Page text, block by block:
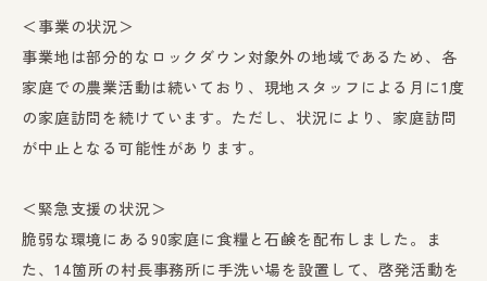
＜事業の状況＞
事業地は部分的なロックダウン対象外の地域であるため、各
家庭での農業活動は続いており、現地スタッフによる月に1度
の家庭訪問を続けています。ただし、状況により、家庭訪問
が中止となる可能性があります。
＜緊急支援の状況＞
脆弱な環境にある90家庭に食糧と石鹸を配布しました。ま
た、14箇所の村長事務所に手洗い場を設置して、啓発活動を